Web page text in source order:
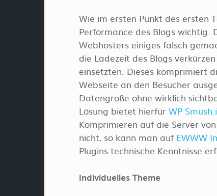
Wie im ersten Punkt des ersten
Performance des Blogs
Webhosters einiges falsch
die Ladezeit des Blogs
einsetzten. Dieses komprimiert
Webseite an den Besucher
Datengröße ohne wirklich
Lösung bietet hierfür WP
Komprimieren auf die Server
nicht, so kann man auf EWWW
Plugins technische Kenntnisse
Individuelles Theme